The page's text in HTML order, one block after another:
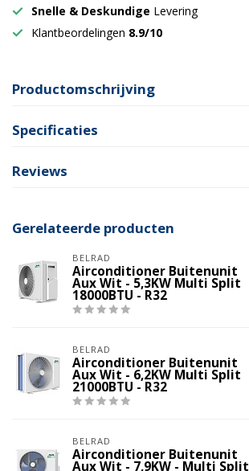
Snelle & Deskundige Levering
Klantbeordelingen 8.9/10
Productomschrijving
Specificaties
Reviews
Gerelateerde producten
BELRAD
Airconditioner Buitenunit
Aux Wit - 5,3KW Multi Split
18000BTU - R32
BELRAD
Airconditioner Buitenunit
Aux Wit - 6,2KW Multi Split
21000BTU - R32
BELRAD
Airconditioner Buitenunit
Aux Wit - 7,9KW - Multi Split